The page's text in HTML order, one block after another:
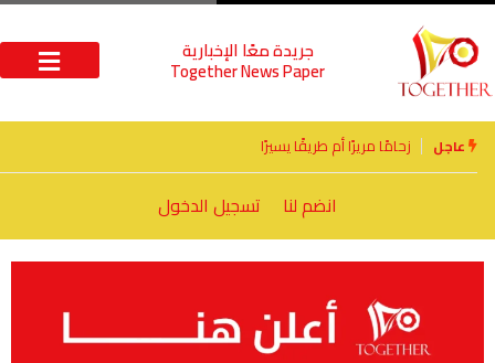
جريدة معًا الإخبارية
Together News Paper
عاجل الأخوة الأعداء وحتمًا لابد من لقاء
انضم لنا تسجيل الدخول